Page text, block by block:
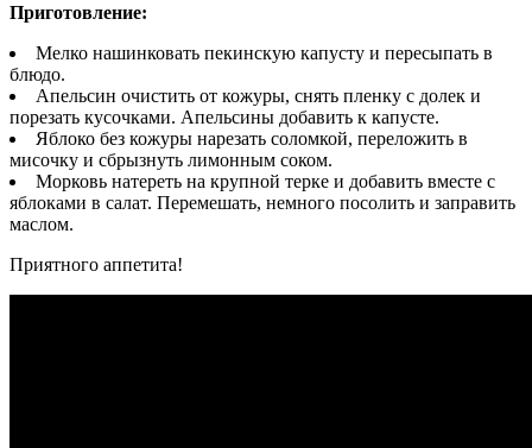
Приготовление:
Мелко нашинковать пекинскую капусту и пересыпать в
блюдо.
Апельсин очистить от кожуры, снять пленку с долек и
порезать кусочками. Апельсины добавить к капусте.
Яблоко без кожуры нарезать соломкой, переложить в
мисочку и сбрызнуть лимонным соком.
Морковь натереть на крупной терке и добавить вместе с
яблоками в салат. Перемешать, немного посолить и заправить
маслом.
Приятного аппетита!